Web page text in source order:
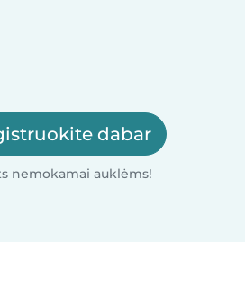
dabar
nemokamai auklėms!